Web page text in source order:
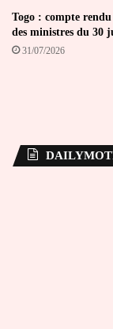
Togo : compte
des ministres du 30
31/07/2026